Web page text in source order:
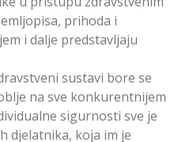
prihoda i
i dalje predstavljaju
sustavi bore se
na sve konkurentnijem
sigurnosti sve je
djelatnika, koja im je